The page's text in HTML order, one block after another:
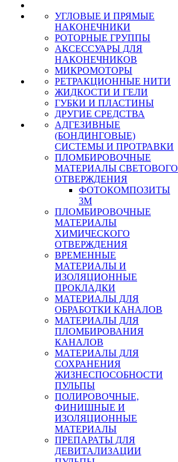
УГЛОВЫЕ И ПРЯМЫЕ
НАКОНЕЧНИКИ
РОТОРНЫЕ ГРУППЫ
АКСЕССУАРЫ ДЛЯ
НАКОНЕЧНИКОВ
МИКРОМОТОРЫ
РЕТРАКЦИОННЫЕ НИТИ
ЖИДКОСТИ И ГЕЛИ
ГУБКИ И ПЛАСТИНЫ
ДРУГИЕ СРЕДСТВА
АДГЕЗИВНЫЕ
(БОНДИНГОВЫЕ)
СИСТЕМЫ И ПРОТРАВКИ
ПЛОМБИРОВОЧНЫЕ
МАТЕРИАЛЫ СВЕТОВОГО
ОТВЕРЖДЕНИЯ
ФОТОКОМПОЗИТЫ
3М
ПЛОМБИРОВОЧНЫЕ
МАТЕРИАЛЫ
ХИМИЧЕСКОГО
ОТВЕРЖДЕНИЯ
ВРЕМЕННЫЕ
МАТЕРИАЛЫ И
ИЗОЛЯЦИОННЫЕ
ПРОКЛАДКИ
МАТЕРИАЛЫ ДЛЯ
ОБРАБОТКИ КАНАЛОВ
МАТЕРИАЛЫ ДЛЯ
ПЛОМБИРОВАНИЯ
КАНАЛОВ
МАТЕРИАЛЫ ДЛЯ
СОХРАНЕНИЯ
ЖИЗНЕСПОСОБНОСТИ
ПУЛЬПЫ
ПОЛИРОВОЧНЫЕ,
ФИНИШНЫЕ И
ИЗОЛЯЦИОННЫЕ
МАТЕРИАЛЫ
ПРЕПАРАТЫ ДЛЯ
ДЕВИТАЛИЗАЦИИ